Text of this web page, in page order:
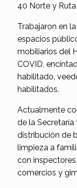
40 Norte y Ruta
Trabajaron en
espacios
mobiliarios del
COVID,
habilitado,
habilitados.
Actualmente
de la
distribución de
limpieza a
con
comercios y